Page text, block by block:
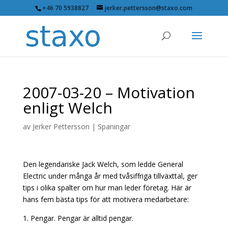
+46 70 5938827 jerker.pettersson@staxo.com
2007-03-20 – Motivation
enligt Welch
av Jerker Pettersson | Spaningar
Den legendariske Jack Welch, som ledde General
Electric under många år med tvåsiffriga tillväxttal, ger
tips i olika spalter om hur man leder företag. Här är
hans fem bästa tips för att motivera medarbetare:
1. Pengar. Pengar är alltid pengar.